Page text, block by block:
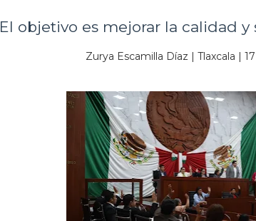
El objetivo es mejorar la calidad
Zurya Escamilla Díaz | Tlaxcala |